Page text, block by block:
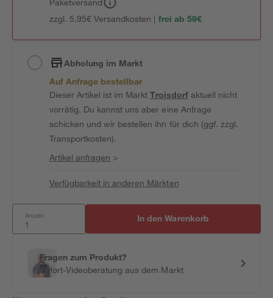
Paketversand
zzgl. 5,95€ Versandkosten | frei ab 59€
Abholung im Markt
Auf Anfrage bestellbar
Dieser Artikel ist im MarktTroisdorfaktuell nicht
vorrätig. Du kannst uns aber eine Anfrage
schicken und wir bestellen ihn für dich (ggf. zzgl.
Transportkosten).
Artikel anfragen >
Verfügbarkeit in anderen Märkten
Anzahl: In den Warenkorb
Fragen zum Produkt?
Sofort-Videoberatung aus dem Markt